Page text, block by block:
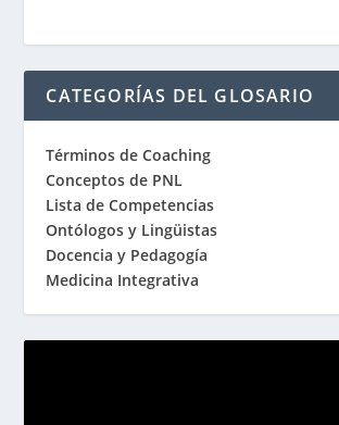
CATEGORÍAS DEL GLOSARIO
Términos de Coaching
Conceptos de PNL
Lista de Competencias
Ontólogos y Lingüistas
Docencia y Pedagogía
Medicina Integrativa